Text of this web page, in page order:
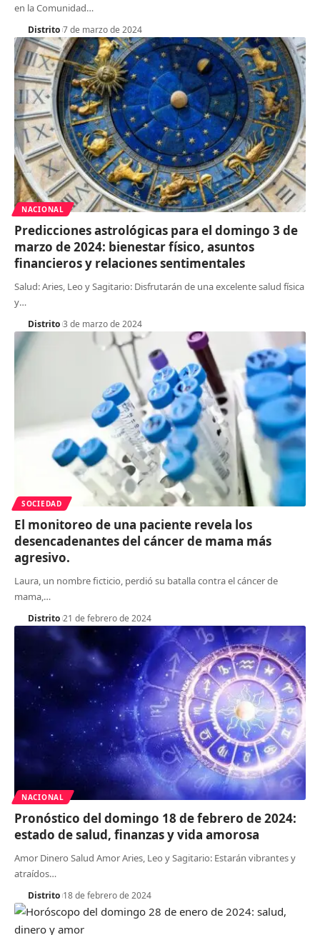
en la Comunidad…
Distrito 7 de marzo de 2024
NACIONAL
Predicciones astrológicas para el domingo 3 de
marzo de 2024: bienestar físico, asuntos
financieros y relaciones sentimentales
Salud: Aries, Leo y Sagitario: Disfrutarán de una excelente salud física
y…
Distrito 3 de marzo de 2024
SOCIEDAD
El monitoreo de una paciente revela los
desencadenantes del cáncer de mama más
agresivo.
Laura, un nombre ficticio, perdió su batalla contra el cáncer de
mama, …
Distrito 21 de febrero de 2024
NACIONAL
Pronóstico del domingo 18 de febrero de 2024:
estado de salud, finanzas y vida amorosa
Amor Dinero Salud Amor Aries, Leo y Sagitario: Estarán vibrantes y
atraídos…
Distrito 18 de febrero de 2024